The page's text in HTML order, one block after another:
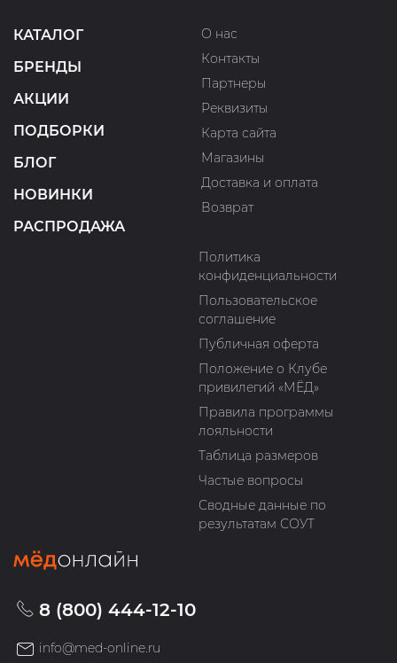
КАТАЛОГ
БРЕНДЫ
АКЦИИ
ПОДБОРКИ
БЛОГ
НОВИНКИ
РАСПРОДАЖА
О нас
Контакты
Партнеры
Реквизиты
Карта сайта
Магазины
Доставка и оплата
Возврат
Политика
конфиденциальности
Пользовательское
соглашение
Публичная оферта
Положение о Клубе
привилегий «МЁД»
Правила программы
лояльности
Таблица размеров
Частые вопросы
Сводные данные по
результатам СОУТ
8 (800) 444-12-10
info@med-online.ru